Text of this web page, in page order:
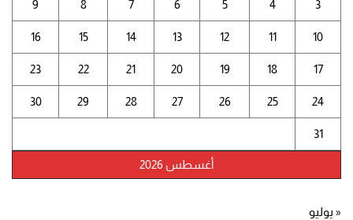
أغسطس 2026
3
4
5
6
7
8
9
10
11
12
13
14
15
16
17
18
19
20
21
22
23
24
25
26
27
28
29
30
31
« يوليو